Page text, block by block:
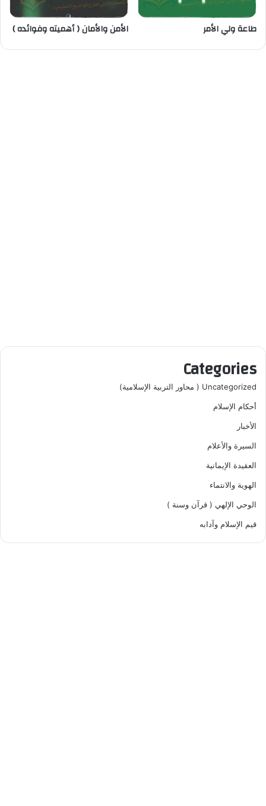
طاعة ولي الأمر الأمن والأمان ( أهميته وفوائده )
Categories
Uncategorized ( محاور التربية الإسلامية)
أحكام الإسلام
الأخبار
السيرة والأعلام
العقيدة الإيمانية
الهوية والانتماء
الوحي الإلهي ( قرآن وسنة )
قيم الإسلام وآدابه